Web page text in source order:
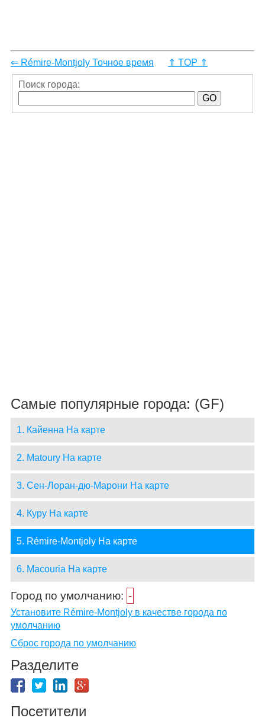
⇐ Rémire-Montjoly Точное время ⇑ TOP ⇑
Поиск города:
Самые популярные города: (GF)
1. Кайенна На карте
2. Matoury На карте
3. Сен-Лоран-дю-Марони На карте
4. Куру На карте
5. Rémire-Montjoly На карте
6. Macouria На карте
Город по умолчанию: -
Установите Rémire-Montjoly в качестве города по
умолчанию
Сброс города по умолчанию
Разделите
Посетители